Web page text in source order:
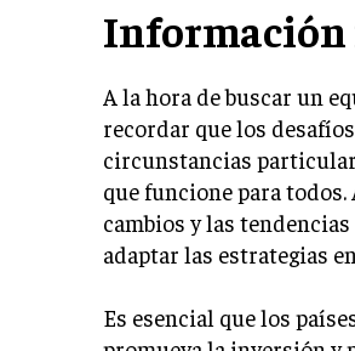
Información
A la hora de buscar un
recordar que los
circunstancias
que funcione para
cambios y las
adaptar las estrategias
Es esencial que los